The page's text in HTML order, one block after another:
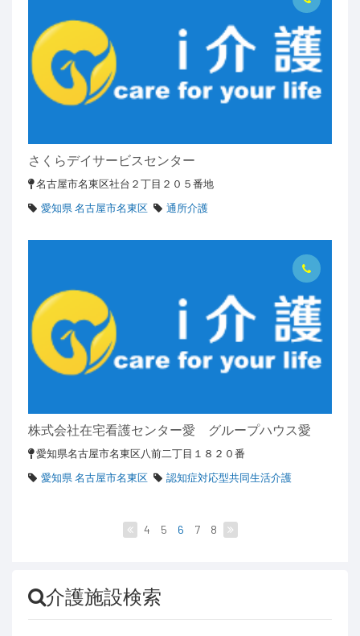
さくらデイサービスセンター
名古屋市名東区社台２丁目２０５番地
愛知県 名古屋市名東区
通所介護
株式会社在宅看護センター愛 グループハウス愛
愛知県名古屋市名東区八前二丁目１８２０番
愛知県 名古屋市名東区
認知症対応型共同生活介護
4 5 6 7 8
介護施設検索